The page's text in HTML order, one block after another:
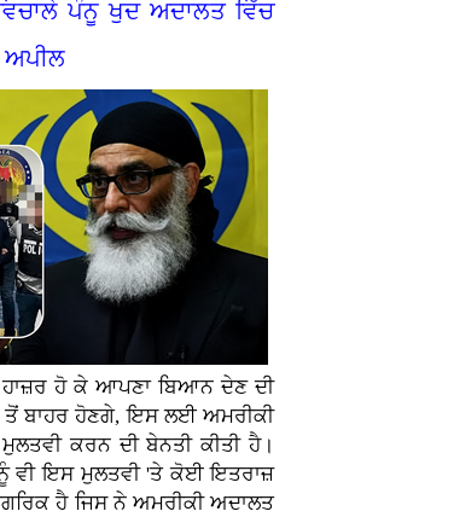
ਪੰਨੂ ਖੁਦ ਅਦਾਲਤ ਵਿੱਚ
ਅਪੀਲ
ਹਾਜ਼ਰ ਹੋ ਕੇ ਆਪਣਾ ਬਿਆਨ ਦੇਣ ਦੀ
ਤੋਂ ਬਾਹਰ ਹੋਣਗੇ, ਇਸ ਲਈ ਅਮਰੀਕੀ
ਕਰਨ ਦੀ ਬੇਨਤੀ ਕੀਤੀ ਹੈ।
ਵੀ ਇਸ ਮੁਲਤਵੀ 'ਤੇ ਕੋਈ ਇਤਰਾਜ਼
ਹੈ ਜਿਸ ਨੇ ਅਮਰੀਕੀ ਅਦਾਲਤ